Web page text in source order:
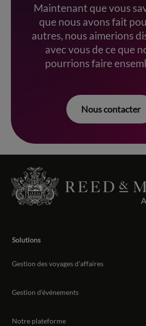
Maintenant que vous
que nous avons fait
autres, nous aimerions
avec vous de ce que
pourrions faire
Nous contacter
Solutions
Gestion des voyages d’affaires
Gestion d’événements
Notre plateforme